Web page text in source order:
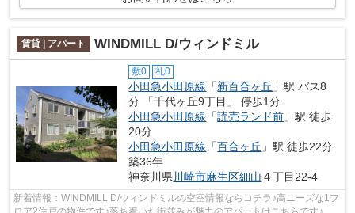
賃貸 | アパート WINDMILL D/ウィンドミル
敷0 礼0
小田急小田原線 「新百合ヶ丘 」駅 バス8
分 「千代ヶ丘9丁目」 停歩1分
小田急小田原線 「読売ランド前 」駅 徒歩
20分
小田急小田原線 「百合ヶ丘 」駅 徒歩22分
築36年
神奈川県 川崎市麻生区細山 ４丁目22-4
新着情報：WINDMILL D/ウィンドミルの空室情報ならコチラ♪高ニーズな1フ